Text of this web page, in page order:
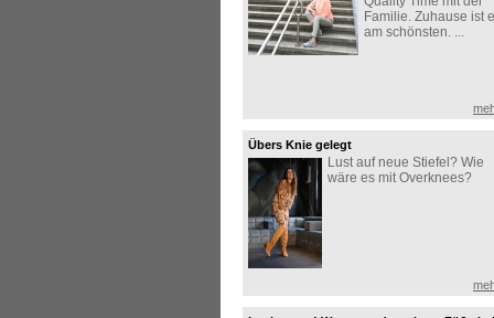
Familie. Zuhause ist
am schönsten. ...
Übers Knie gelegt
Lust auf neue Stiefel? Wie
wäre es mit Overknees?